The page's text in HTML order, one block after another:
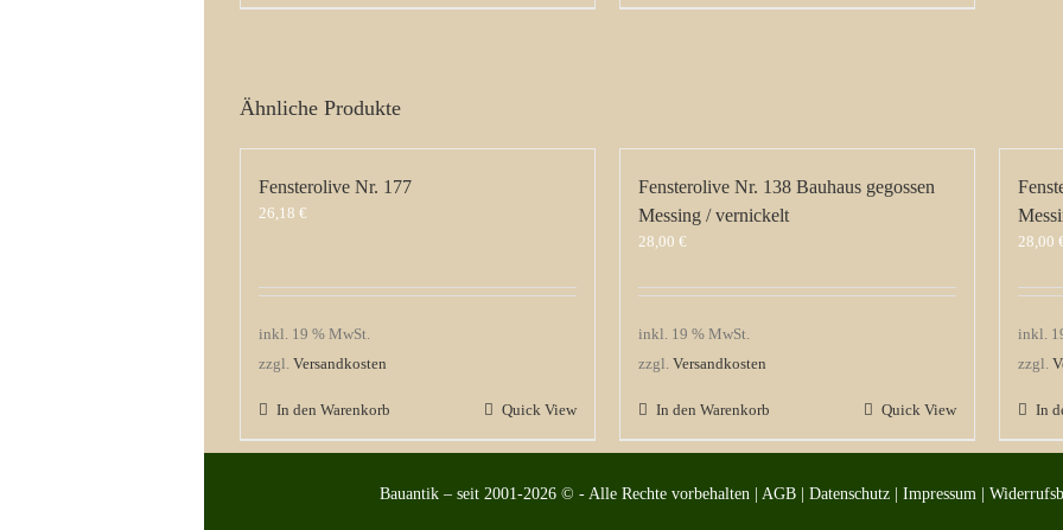
Ähnliche Produkte
Fensterolive Nr. 177
26,18 €
inkl. 19 % MwSt.
zzgl. Versandkosten
In den Warenkorb Quick View
Fensterolive Nr. 138 Bauhaus gegossen
Messing / vernickelt
28,00 €
inkl. 19 % MwSt.
zzgl. Versandkosten
In den Warenkorb Quick View
28,00
inkl.
zzgl.
In
Bauantik – seit 2001-2026 © - Alle Rechte vorbehalten | AGB | Datenschutz | Impressum |